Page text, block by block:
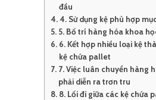
đầu
4. Sử dụng kệ phù hợp
5. Bố trí hàng hóa khoa
6. Kết hợp nhiều loại kệ
kệ chứa pallet
7. Việc luân chuyển hàng
phải diễn ra trơn tru
8. Lối đi giữa các kệ chứa